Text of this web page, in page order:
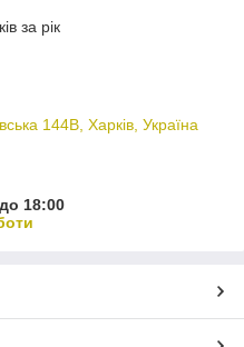
за рік
144В, Харків, Україна
18:00